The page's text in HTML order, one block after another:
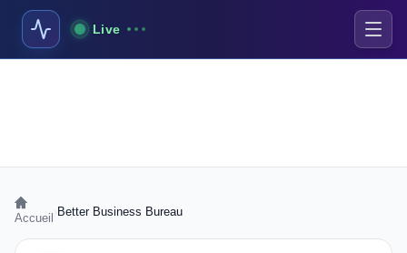
Live
Accueil Better Business Bureau